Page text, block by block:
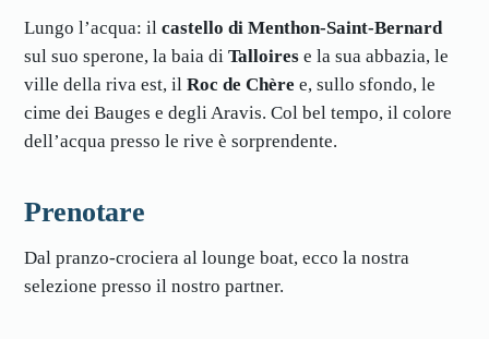
Lungo l’acqua: il castello di Menthon-Saint-Bernard
sul suo sperone, la baia di Talloires e la sua abbazia, le
ville della riva est, il Roc de Chère e, sullo sfondo, le
cime dei Bauges e degli Aravis. Col bel tempo, il colore
dell’acqua presso le rive è sorprendente.
Prenotare
Dal pranzo-crociera al lounge boat, ecco la nostra
selezione presso il nostro partner.